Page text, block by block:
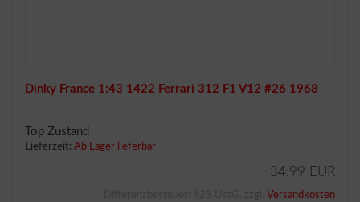
Dinky France 1:43 1422 Ferrari 312 F1 V12 #26 1968
Top Zustand
Lieferzeit: Ab Lager lieferbar
34,99 EUR
Versandkosten